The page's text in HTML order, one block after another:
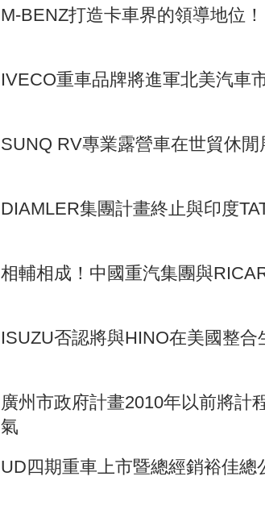
M-BENZ打造卡車界的領導地位！
IVECO重車品牌將進軍北美汽車
SUNQ RV專業露營車在世貿休閒
DIAMLER集團計畫終止與印度
相輔相成！中國重汽集團與
ISUZU否認將與HINO在美國整合
廣州市政府計畫2010年以前將計
氣
UD四期重車上市暨總經銷裕佳總